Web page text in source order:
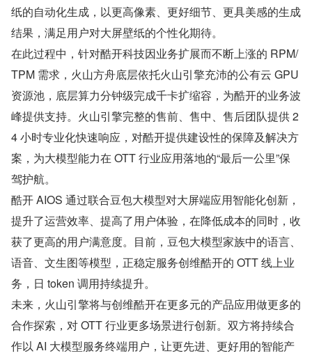
纸的自动化生成，以更高像素、更好细节、更具美感的生成
结果，满足用户对大屏壁纸的个性化期待。
在此过程中，针对酷开科技因业务扩展而不断上涨的 RPM/
TPM 需求，火山方舟底层依托火山引擎充沛的公有云 GPU
资源池，底层算力分钟级完成千卡扩缩容，为酷开的业务波
峰提供支持。火山引擎完整的售前、售中、售后团队提供 2
4 小时专业化快速响应，对酷开提供建设性的保障及解决方
案，为大模型能力在 OTT 行业应用落地的“最后一公里”保
驾护航。
酷开 AIOS 通过联合豆包大模型对大屏端应用智能化创新，
提升了运营效率、提高了用户体验，在降低成本的同时，收
获了更高的用户满意度。目前，豆包大模型家族中的语言、
语音、文生图等模型，正稳定服务创维酷开的 OTT 线上业
务，日 token 调用持续提升。
未来，火山引擎将与创维酷开在更多元的产品应用做更多的
合作探索，对 OTT 行业更多场景进行创新。双方将持续合
作以 AI 大模型服务终端用户，让更先进、更好用的智能产